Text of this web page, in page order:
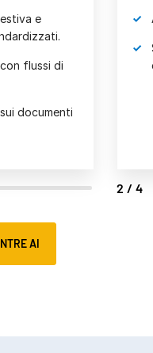
e
flussi di
documenti
2/4
AI